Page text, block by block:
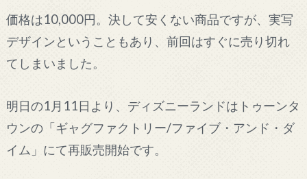
価格は10,000円。決して安くない商品ですが、実写
デザインということもあり、前回はすぐに売り切れ
てしまいました。
明日の1月11日より、ディズニーランドはトゥーンタ
ウンの「ギャグファクトリー/ファイブ・アンド・ダ
イム」にて再販売開始です。